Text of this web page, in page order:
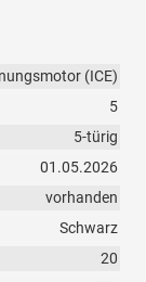
(ICE)
5
5-türig
01.05.2026
vorhanden
Schwarz
20